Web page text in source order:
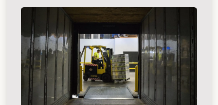
Presencia global
Con operaciones en México,
Estados Unidos y Europa,
conectamos nuestros productos
con clientes de todo el mundo.